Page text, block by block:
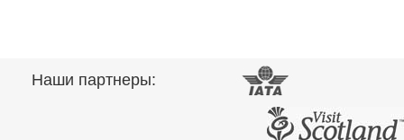
Наши партнеры: